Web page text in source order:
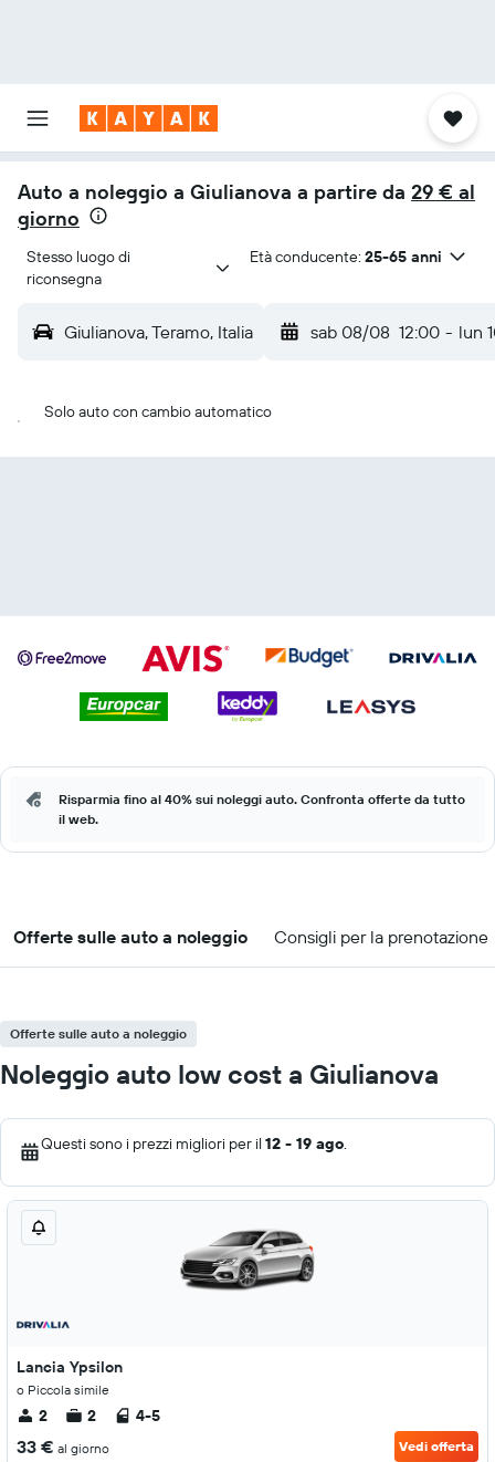
Auto a noleggio a Giulianova a partire da 29 € al
giorno
Stesso luogo di
riconsegna
Età conducente: 25-65 anni
Giulianova, Teramo, Italia sab 08/08 12:00 - lun
Solo auto con cambio automatico
Risparmia fino al 40% sui noleggi auto. Confronta offerte da tutto
il web.
Offerte sulle auto a noleggio Consigli per la prenotazione
Offerte sulle auto a noleggio
Noleggio auto low cost a Giulianova
Questi sono i prezzi migliori per il 12 - 19 ago.
Lancia Ypsilon
o Piccola simile
2 2 4-5
33 € al giorno Vedi offerta